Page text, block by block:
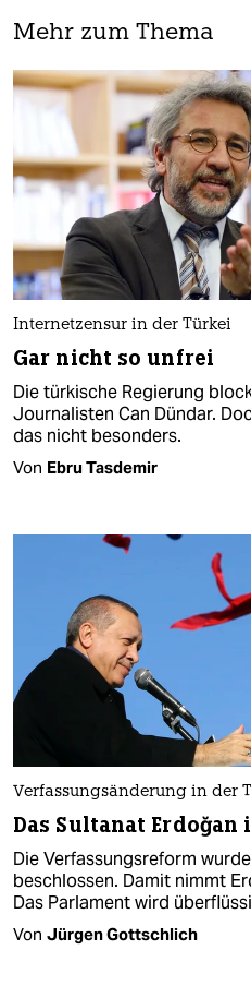
Mehr zum Thema
Internetzensur in der Türkei
Gar nicht so unfrei
Die türkische Regierung
Journalisten Can Dündar.
das nicht besonders.
Von Ebru Tasdemir
Verfassungsänderung in der
Das Sultanat Erdoğan
Die Verfassungsreform
beschlossen. Damit nimmt
Das Parlament wird
Von Jürgen Gottschlich